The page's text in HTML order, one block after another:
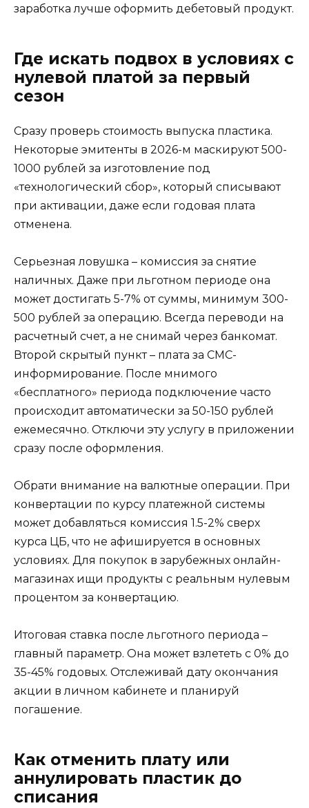
заработка лучше оформить дебетовый продукт.
Где искать подвох в условиях с
нулевой платой за первый
сезон
Сразу проверь стоимость выпуска пластика.
Некоторые эмитенты в 2026-м маскируют 500-
1000 рублей за изготовление под
«технологический сбор», который списывают
при активации, даже если годовая плата
отменена.
Серьезная ловушка – комиссия за снятие
наличных. Даже при льготном периоде она
может достигать 5-7% от суммы, минимум 300-
500 рублей за операцию. Всегда переводи на
расчетный счет, а не снимай через банкомат.
Второй скрытый пункт – плата за СМС-
информирование. После мнимого
«бесплатного» периода подключение часто
происходит автоматически за 50-150 рублей
ежемесячно. Отключи эту услугу в приложении
сразу после оформления.
Обрати внимание на валютные операции. При
конвертации по курсу платежной системы
может добавляться комиссия 1.5-2% сверх
курса ЦБ, что не афишируется в основных
условиях. Для покупок в зарубежных онлайн-
магазинах ищи продукты с реальным нулевым
процентом за конвертацию.
Итоговая ставка после льготного периода –
главный параметр. Она может взлететь с 0% до
35-45% годовых. Отслеживай дату окончания
акции в личном кабинете и планируй
погашение.
Как отменить плату или
аннулировать пластик до
списания